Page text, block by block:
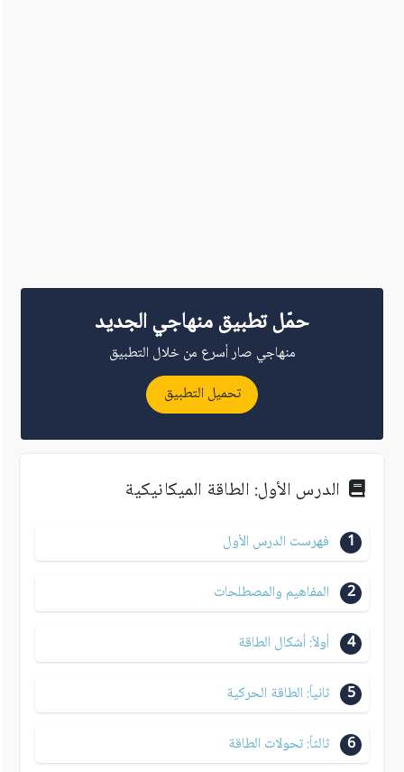
حمّل تطبيق منهاجي الجديد
منهاجي صار أسرع من خلال التطبيق
تحميل التطبيق
الدرس الأول: الطاقة الميكانيكية
1 فهرست الدرس الأول
2 المفاهيم والمصطلحات
4 أولاً: أشكال الطاقة
5 ثانياً: الطاقة الحركية
6 ثالثاً: تحولات الطاقة